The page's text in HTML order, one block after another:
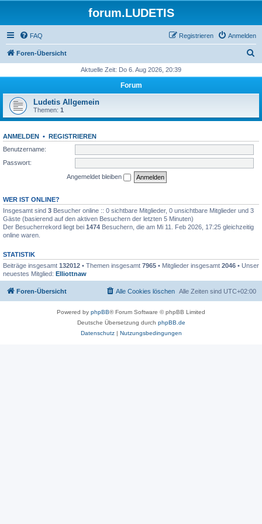
forum.LUDETIS
FAQ Anmelden
Registrieren
Foren-Übersicht
h
Aktuelle Zeit: Do 6. Aug 2026, 20:39
Forum
Ludetis Allgemein
Themen: 1
ANMELDEN • REGISTRIEREN
Benutzername:
Passwort:
Angemeldet bleiben
WER IST ONLINE?
Insgesamt sind 3 Besucher online :: 0 sichtbare Mitglieder, 0 unsichtbare Mitglieder und 3
Gäste (basierend auf den aktiven Besuchern der letzten 5 Minuten)
Der Besucherrekord liegt bei 1474 Besuchern, die am Mi 11. Feb 2026, 17:25 gleichzeitig
online waren.
STATISTIK
Beiträge insgesamt 132012 • Themen insgesamt 7965 • Mitglieder insgesamt 2046 • Unser
neuestes Mitglied: Elliottnaw
Foren-Übersicht Alle Zeiten sind UTC+02:00
Alle Cookies löschen
Powered by phpBB® Forum Software © phpBB Limited
Deutsche Übersetzung durch phpBB.de
Datenschutz| Nutzungsbedingungen